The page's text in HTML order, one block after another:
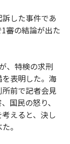
した事件であ
審の結論が出た
、特検の求刑
表明した。海
前で記者会見
国民の怒り、
えると、決し
。